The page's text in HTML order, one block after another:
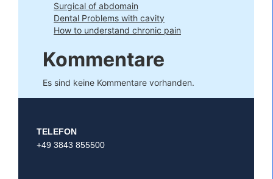
Surgical of abdomain
Dental Problems with cavity
How to understand chronic pain
Kommentare
Es sind keine Kommentare vorhanden.
TELEFON
+49 3843 855500